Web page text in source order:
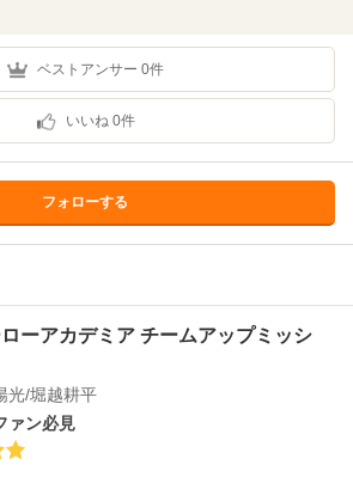
ベストアンサー 0件
いいね 0件
フォローする
ーアカデミア チームアップミッシ
光/堀越耕平
ァン必見